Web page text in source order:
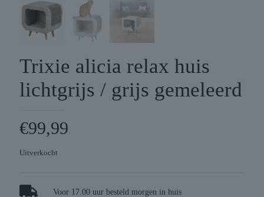
Trixie alicia relax huis
lichtgrijs / grijs gemeleerd
€99,99
Uitverkocht
Voor 17.00 uur besteld morgen in huis